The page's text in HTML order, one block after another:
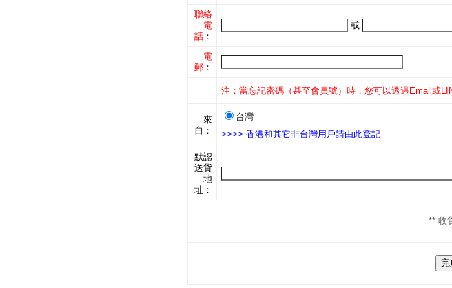
聯絡
電
話 ：
或
電
郵 ：
注：當忘記密碼（甚至會員號）時，您可以透過Email或
來
自：
台灣
>>>> 香港和其它非台灣用戶請由此登記
默認
送貨
地
址：
** 收